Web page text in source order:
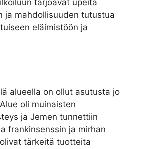
tarjoavat upeita
ja mahdollisuuden tutustua
eläimistöön ja
alueella on ollut asutusta jo
oli muinaisten
ja Jemen tunnettiin
frankinsenssin ja mirhan
tärkeitä tuotteita